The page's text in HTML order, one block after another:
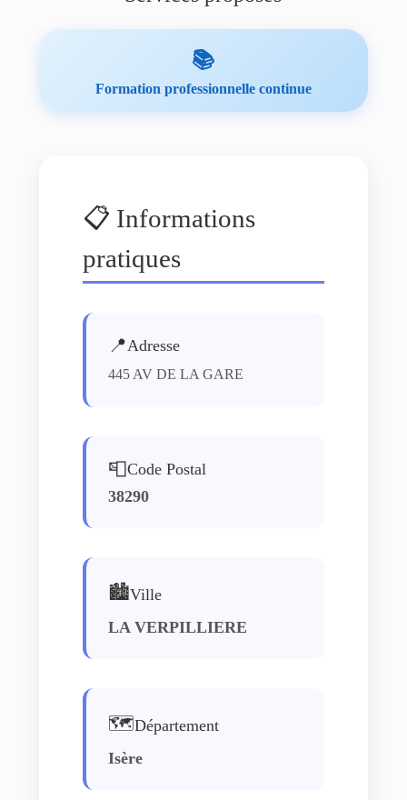
📚
Formation professionnelle continue
📋 Informations
pratiques
📍Adresse
445 AV DE LA GARE
📮Code Postal
38290
🏙️Ville
LA VERPILLIERE
🗺️Département
Isère